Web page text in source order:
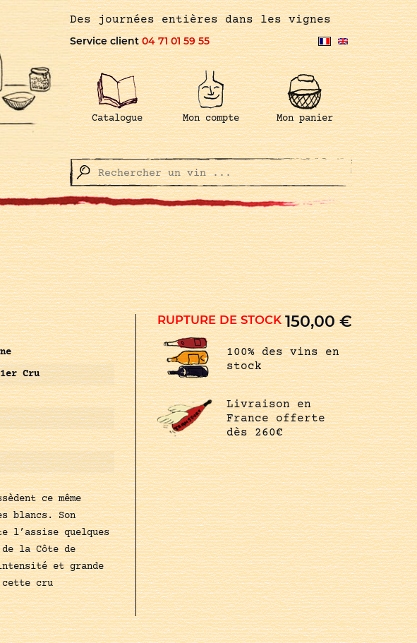
Des journées entières dans les vignes
Service client04 71 01 59 55
Catalogue Mon compte Mon panier
Cru
ce même
blancs. Son
l’assise quelques
la Côte de
et grande
cette cru
RUPTURE DE STOCK 150,00€
100% des vins en
stock
Livraison en
France offerte
dès 260€